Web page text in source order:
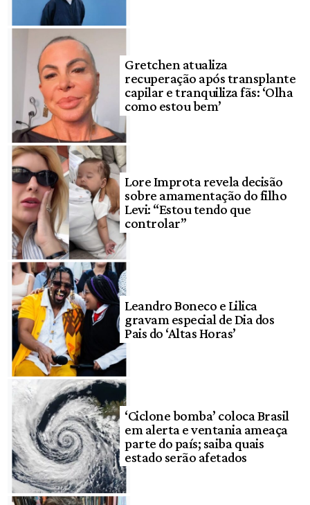
Gretchen atualiza
recuperação após transplante
capilar e tranquiliza fãs: ‘Olha
como estou bem’
Lore Improta revela decisão
sobre amamentação do filho
Levi: “Estou tendo que
controlar”
Leandro Boneco e Lilica
gravam especial de Dia dos
Pais do ‘Altas Horas’
‘Ciclone bomba’ coloca Brasil
em alerta e ventania ameaça
parte do país; saiba quais
estado serão afetados